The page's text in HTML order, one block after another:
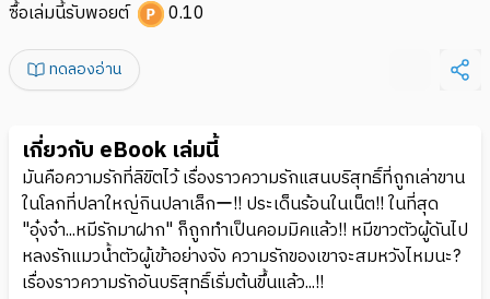
ซื้อเล่มนี้รับพอยต์ 0.10
ทดลองอ่าน
เกี่ยวกับ eBook เล่มนี้
มันคือความรักที่ลิขิตไว้ เรื่องราวความรักแสนบริสุทธิ์ที่ถูกเล่าขาน
ในโลกที่ปลาใหญ่กินปลาเล็กー!! ประเด็นร้อนในเน็ต!! ในที่สุด
"อุ๋งจ๋า...หมีรักมาฝาก" ก็ถูกทำเป็นคอมมิคแล้ว!! หมีขาวตัวผู้ดันไป
หลงรักแมวน้ำตัวผู้เข้าอย่างจัง ความรักของเขาจะสมหวังไหมนะ?
เรื่องราวความรักอันบริสุทธิ์เริ่มต้นขึ้นแล้ว...!!